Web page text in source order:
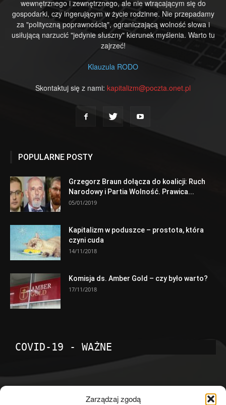
Zarządzaj zgodą
wewnętrznego i zewnętrznego, ale nie wtrącającym się do
gospodarki, czy ingerującym w życie rodzinne. Nie przepadamy
za "polityczną poprawnością", ograniczającą wolność słowa i
usiłującą narzucić "jedynie słuszny" kierunek myślenia. Warto tu
zajrzeć!
Klauzula RODO
Skontaktuj się z nami: kapitalizm@poczta.onet.pl
POPULARNE POSTY
Grzegorz Braun dołącza do koalicji: Ruch
Narodowy i Partia Wolność. Prawica...
05/01/2019
Kapitalizm w poduszce – prostota, która
czyni cuda
14/11/2018
Komisja ds. Amber Gold – czy było warto?
17/11/2018
COVID-19 - WAŻNE